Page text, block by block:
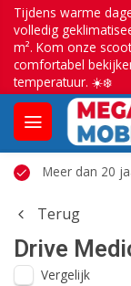
Tijdens warme
volledig
m². Kom onze
comfortabel
temperatuur. ☀️❄️
Meer dan 20
Terug
Drive
Vergelijk